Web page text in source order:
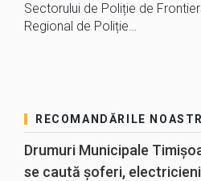
Sectorului de Poliție de
Regional de Poliție…
RECOMANDĂRILE
Drumuri Municipale
se caută șoferi,